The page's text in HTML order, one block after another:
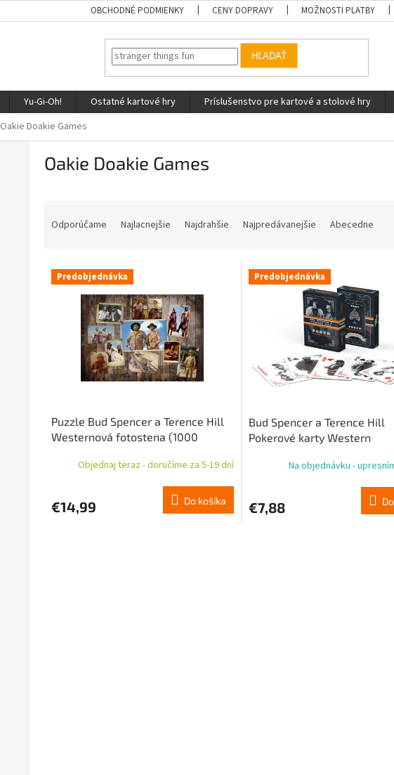
OBCHODNÉ PODMIENKY CENY DOPRAVY MOŽNOSTI PLATBY
HĽADAŤ
Yu-Gi-Oh! Ostatné kartové hry Príslušenstvo pre kartové a stolové hry
Oakie Doakie Games
Oakie Doakie Games
n
Odporúčame Najlacnejšie Najdrahšie Najpredávanejšie Abecedne
V Predobjednávka
Puzzle Bud Spencer a Terence Hill
Westernová fotostena (1000
Objednaj teraz - doručíme za 5-19 dní
€14,99 Do košíka
Predobjednávka
Bud Spencer a Terence Hill
Pokerové karty Western
Na objednávku -
€7,88